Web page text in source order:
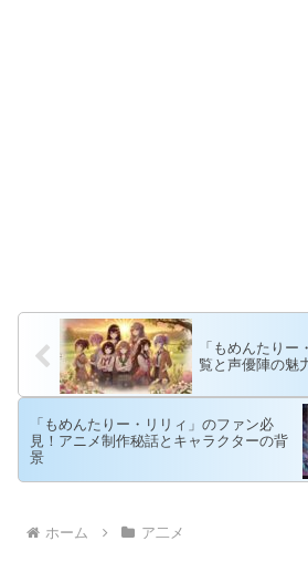
「もめんたり
覧と声優陣の魅
「もめんたりー・リリィ」のファン必
見！アニメ制作秘話とキャラクターの背
景
ホーム ア二メ